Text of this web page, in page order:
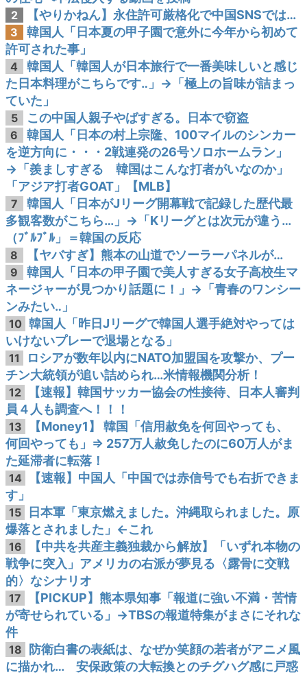
2 【やりかねん】永住許可厳格化で中国SNSでは…
3
韓国人「日本夏の甲子園で意外に今年から初めて
許可された事」
4
韓国人「韓国人が日本旅行で一番美味しいと感じ
た日本料理がこちらです‥」→「極上の旨味が詰まっ
ていた」
5 この中国人親子やばすぎる。日本で窃盗
6
韓国人「日本の村上宗隆、100マイルのシンカー
を逆方向に・・・2戦連発の26号ソロホームラン」
→「羨ましすぎる 韓国はこんな打者がいなのか」
「アジア打者GOAT」【MLB】
7
韓国人「日本がJリーグ開幕戦で記録した歴代最
多観客数がこちら…」→「Kリーグとは次元が違う…
（ﾌﾞﾙﾌﾞﾙ」＝韓国の反応
8 【ヤバすぎ】熊本の山道でソーラーパネルが…
9
韓国人「日本の甲子園で美人すぎる女子高校生マ
ネージャーが見つかり話題に！」→「青春のワンシー
ンみたい‥」
10 韓国人「昨日Jリーグで韓国人選手絶対やっては
いけないプレーで退場となる」
11
ロシアが数年以内にNATO加盟国を攻撃か、プー
チン大統領が追い詰められ…米情報機関分析！
12
【速報】韓国サッカー協会の性接待、日本人審判
員４人も調査へ！！！
13
【Money1】 韓国「信用赦免を何回やっても、
何回やっても」⇒ 257万人赦免したのに60万人がま
た延滞者に転落！
14
【速報】中国人「中国では赤信号でも右折できま
す」
15
日本軍「東京燃えました。沖縄取られました。原
爆落とされました」←これ
16
【中共を共産主義独裁から解放】「いずれ本物の
戦争に突入」アメリカの右派が夢見る〈露骨に交戦
的〉なシナリオ
17
【PICKUP】熊本県知事「報道に強い不満・苦情
が寄せられている」→TBSの報道特集がまさにそれな
件
18
防衛白書の表紙は、なぜか笑顔の若者がアニメ風
に描かれ… 安保政策の大転換とのチグハグ感に戸惑